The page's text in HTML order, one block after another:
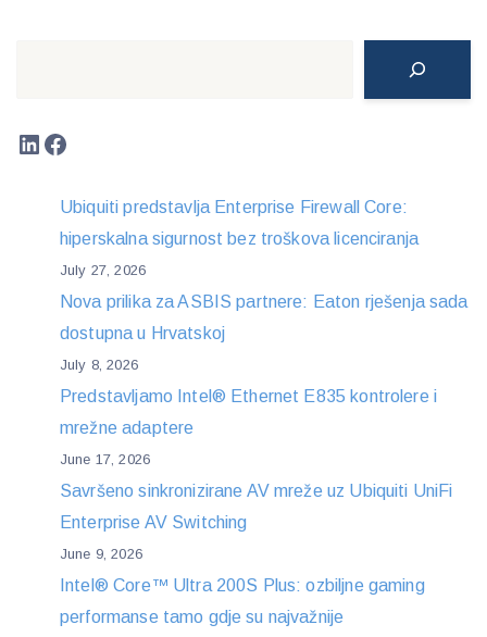
LinkedIn
Facebook
Ubiquiti predstavlja Enterprise Firewall Core:
hiperskalna sigurnost bez troškova licenciranja
July 27, 2026
Nova prilika za ASBIS partnere: Eaton rješenja sada
dostupna u Hrvatskoj
July 8, 2026
Predstavljamo Intel® Ethernet E835 kontrolere i
mrežne adaptere
June 17, 2026
Savršeno sinkronizirane AV mreže uz Ubiquiti UniFi
Enterprise AV Switching
June 9, 2026
Intel® Core™ Ultra 200S Plus: ozbiljne gaming
performanse tamo gdje su najvažnije